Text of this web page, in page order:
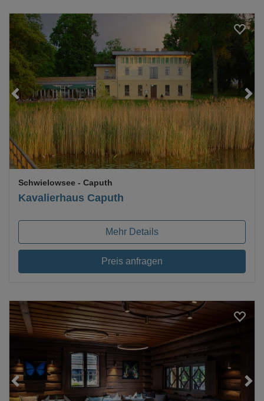
Loading...
Kavalierhaus Caputh
Schwielowsee - Caputh
Mehr Details
Preis anfragen
Loading...